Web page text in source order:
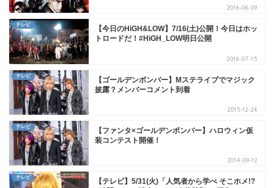
2016-06-09
テレビ
【今日のHiGH&LOW】7/16(土)公開！今日はホッ
トロードだ！#HiGH_LOW明日公開
2016-07-15
テレビ
【ゴールデンボンバー】Mステライブでマジック
披露？メンバーコメント到着
2015-12-24
テレビ
【ファンタ×ゴールデンボンバー】ハロウィン仮
装コンテスト開催！
2014-09-12
テレビ
【テレビ】5/31(火)「人気者から学べ そこホメ!?